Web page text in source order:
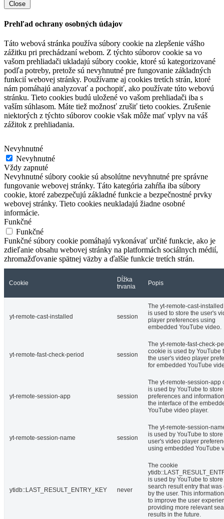
Close
Prehľad ochrany osobných údajov
Táto webová stránka používa súbory cookie na zlepšenie vášho
zážitku pri prechádzaní webom. Z týchto súborov cookie sa vo
vašom prehliadači ukladajú súbory cookie, ktoré sú kategorizované
podľa potreby, pretože sú nevyhnutné pre fungovanie základných
funkcií webovej stránky. Používame aj cookies tretích strán, ktoré
nám pomáhajú analyzovať a pochopiť, ako používate túto webovú
stránku. Tieto cookies budú uložené vo vašom prehliadači iba s
vaším súhlasom. Máte tiež možnosť zrušiť tieto cookies. Zrušenie
niektorých z týchto súborov cookie však môže mať vplyv na váš
zážitok z prehliadania.
Nevyhnutné
Nevyhnutné
Vždy zapnuté
Nevyhnutné súbory cookie sú absolútne nevyhnutné pre správne
fungovanie webovej stránky. Táto kategória zahŕňa iba súbory
cookie, ktoré zabezpečujú základné funkcie a bezpečnostné prvky
webovej stránky. Tieto cookies neukladajú žiadne osobné
informácie.
Funkčné
Funkčné
Funkčné súbory cookie pomáhajú vykonávať určité funkcie, ako je
zdieľanie obsahu webovej stránky na platformách sociálnych médií,
zhromažďovanie spätnej väzby a ďalšie funkcie tretích strán.
Cookie
Dĺžka
trvania
Popis
yt-remote-cast-installed session
The yt-remote-cast-
is used to store the user's
player preferences using
embedded YouTube video.
yt-remote-fast-check-period session
The yt-remote-fast-check-
cookie is used by YouTube
the user's video player
for embedded YouTube
yt-remote-session-app session
The yt-remote-session-app
is used by YouTube to
preferences and
the interface of the
YouTube video player.
yt-remote-session-name session
The yt-remote-session-
is used by YouTube to
user's video player
using embedded YouTube
ytidb::LAST_RESULT_ENTRY_KEY never
The cookie
is used by YouTube to
search result entry that was
by the user. This
to improve the user
providing more relevant
results in the future.